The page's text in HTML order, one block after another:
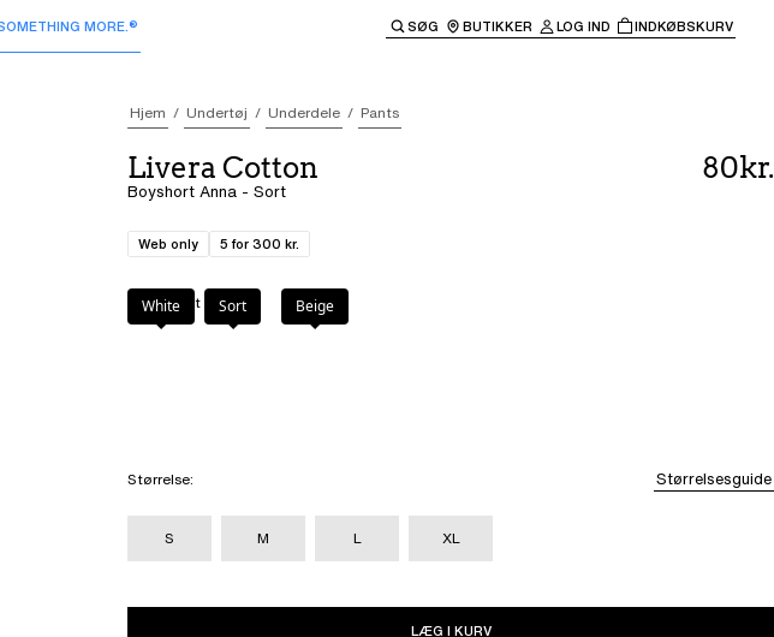
for at vende tilbage til hovednavigationen.
MORE.® SØG BUTIKKER LOG IND INDKØBSKURV
Hjem Undertøj Underdele Pants
Livera Cotton
Boyshort Anna - Sort
80kr.
Web only 5 for 300 kr.
Farve:Sort
White Sort Beige
Størrelse: Størrelsesguide
S M L XL
LÆG I KURV